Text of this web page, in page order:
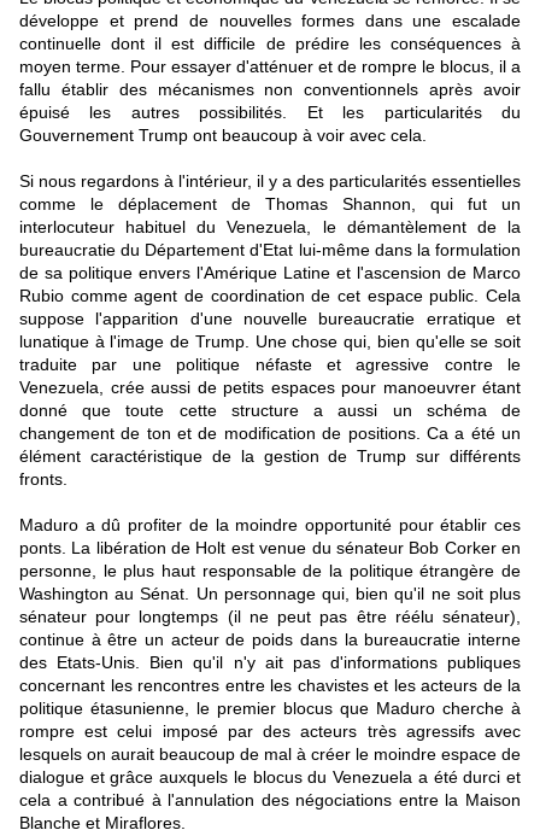
développe et prend de nouvelles formes dans une escalade
continuelle dont il est difficile de prédire les conséquences à
moyen terme. Pour essayer d'atténuer et de rompre le blocus, il a
fallu établir des mécanismes non conventionnels après avoir
épuisé les autres possibilités. Et les particularités du
Gouvernement Trump ont beaucoup à voir avec cela.
Si nous regardons à l'intérieur, il y a des particularités essentielles
comme le déplacement de Thomas Shannon, qui fut un
interlocuteur habituel du Venezuela, le démantèlement de la
bureaucratie du Département d'Etat lui-même dans la formulation
de sa politique envers l'Amérique Latine et l'ascension de Marco
Rubio comme agent de coordination de cet espace public. Cela
suppose l'apparition d'une nouvelle bureaucratie erratique et
lunatique à l'image de Trump. Une chose qui, bien qu'elle se soit
traduite par une politique néfaste et agressive contre le
Venezuela, crée aussi de petits espaces pour manoeuvrer étant
donné que toute cette structure a aussi un schéma de
changement de ton et de modification de positions. Ca a été un
élément caractéristique de la gestion de Trump sur différents
fronts.
Maduro a dû profiter de la moindre opportunité pour établir ces
ponts. La libération de Holt est venue du sénateur Bob Corker en
personne, le plus haut responsable de la politique étrangère de
Washington au Sénat. Un personnage qui, bien qu'il ne soit plus
sénateur pour longtemps (il ne peut pas être réélu sénateur),
continue à être un acteur de poids dans la bureaucratie interne
des Etats-Unis. Bien qu'il n'y ait pas d'informations publiques
concernant les rencontres entre les chavistes et les acteurs de la
politique étasunienne, le premier blocus que Maduro cherche à
rompre est celui imposé par des acteurs très agressifs avec
lesquels on aurait beaucoup de mal à créer le moindre espace de
dialogue et grâce auxquels le blocus du Venezuela a été durci et
cela a contribué à l'annulation des négociations entre la Maison
Blanche et Miraflores.